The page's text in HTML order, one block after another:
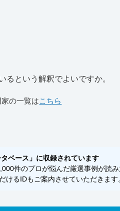
という解釈でよいですか。
の一覧はこちら
ベース」に収録されています
件のプロが悩んだ厳選事例が読
るIDもご案内させていただきます